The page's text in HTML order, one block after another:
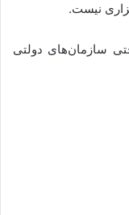
نیست.
سازمان‌های دولتی